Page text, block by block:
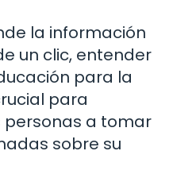
la información
un clic, entender
para la
para
a tomar
sobre su